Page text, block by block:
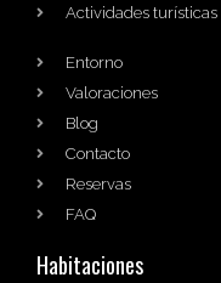
Actividades turísticas
Entorno
Valoraciones
Blog
Contacto
Reservas
FAQ
Habitaciones